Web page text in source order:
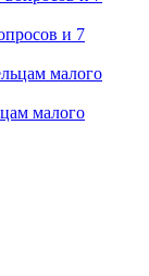
и 7
малого